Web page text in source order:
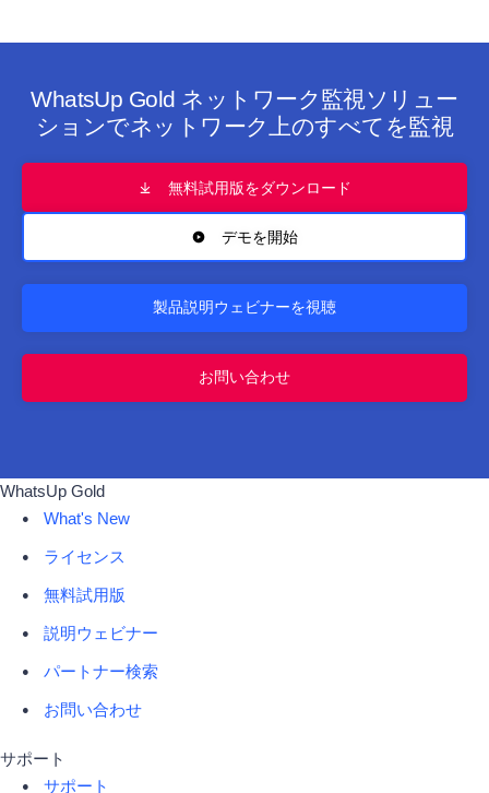
WhatsUp Gold ネットワーク監視ソリュー
ションでネットワーク上のすべてを監視
無料試用版をダウンロード
デモを開始
製品説明ウェビナーを視聴
お問い合わせ
WhatsUp Gold
What's New
ライセンス
無料試用版
説明ウェビナー
パートナー検索
お問い合わせ
サポート
サポート